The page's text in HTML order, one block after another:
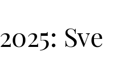
Sve